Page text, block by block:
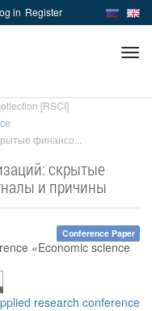
in Register
[RSCI]
финансо...
скрытые
и причины
Conference Paper
research conference